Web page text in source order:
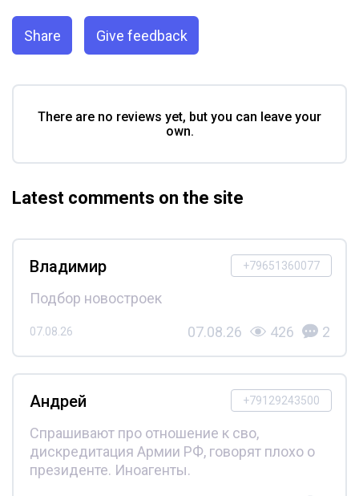
Share Give feedback
There are no reviews yet, but you can leave your
own.
Latest comments on the site
+79651360077
Владимир
Подбор новостроек
07.08.26 07.08.26 426 2
+79129243500
Андрей
Спрашивают про отношение к сво,
дискредитация Армии РФ, говорят плохо о
президенте. Иноагенты.